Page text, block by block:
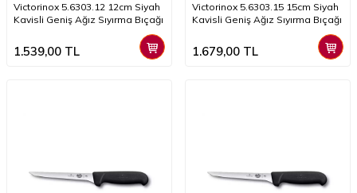
Victorinox 5.6303.12 12cm Siyah
Kavisli Geniş Ağız Sıyırma Bıçağı
1.539,00 TL
Victorinox 5.6303.15 15cm Siyah
Kavisli Geniş Ağız Sıyırma Bıçağı
1.679,00 TL